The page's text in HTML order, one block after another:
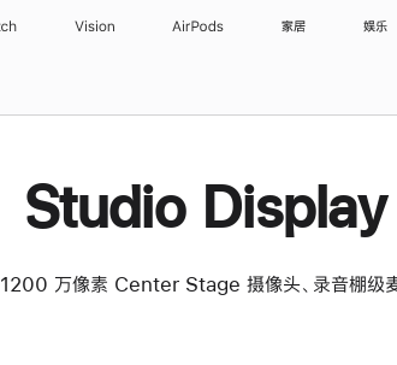
Vision AirPods 家居 娱乐
Studio Display
万像素 Center Stage 摄像头、录音棚级麦